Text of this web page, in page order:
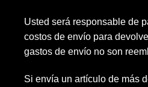
Usted será responsable de
costos de envío para
gastos de envío no son
Si envía un artículo de más